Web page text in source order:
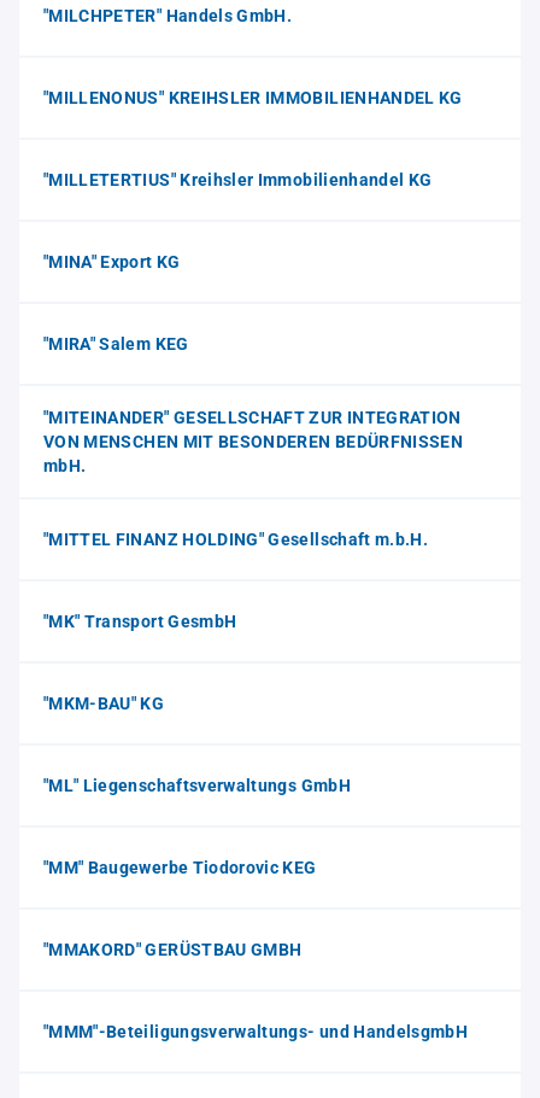
"MILCHPETER" Handels GmbH.
"MILLENONUS" KREIHSLER IMMOBILIENHANDEL KG
"MILLETERTIUS" Kreihsler Immobilienhandel KG
"MINA" Export KG
"MIRA" Salem KEG
"MITEINANDER" GESELLSCHAFT ZUR INTEGRATION
VON MENSCHEN MIT BESONDEREN BEDÜRFNISSEN
mbH.
"MITTEL FINANZ HOLDING" Gesellschaft m.b.H.
"MK" Transport GesmbH
"MKM-BAU" KG
"ML" Liegenschaftsverwaltungs GmbH
"MM" Baugewerbe Tiodorovic KEG
"MMAKORD" GERÜSTBAU GMBH
"MMM"-Beteiligungsverwaltungs- und HandelsgmbH